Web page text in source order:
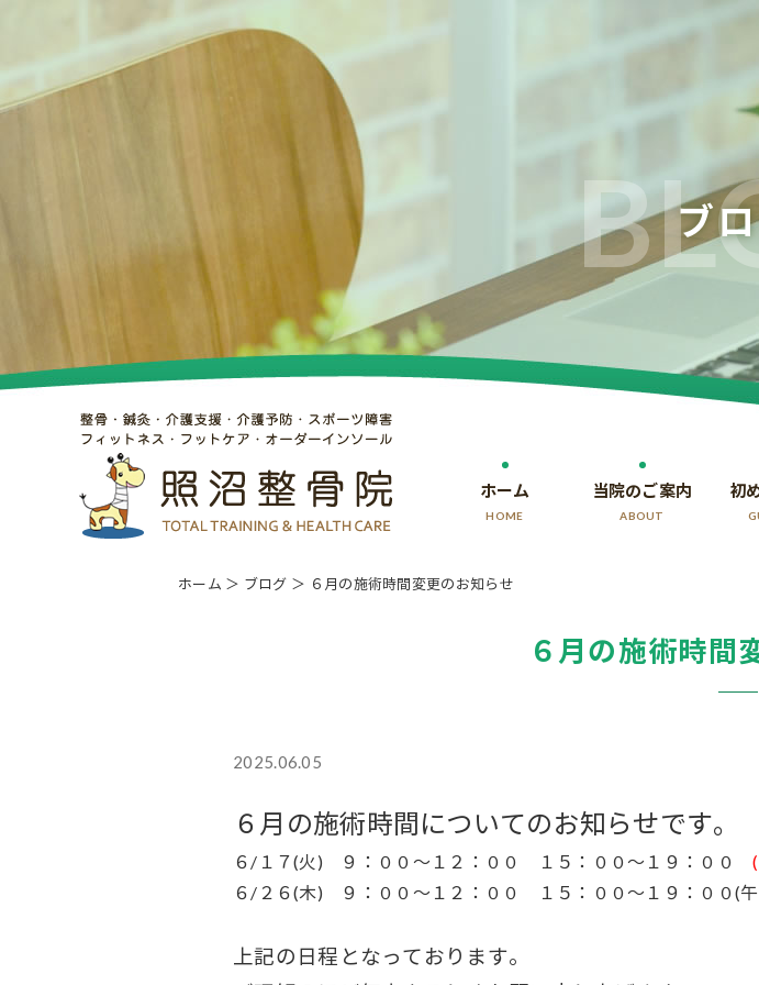
ブ
ホーム
HOME
当院のご案内
ABOUT
初
ホーム ＞ ブログ ＞ ６月の施術時間変更のお知らせ
６月の施術時間
2025.06.05
６月の施術時間についてのお知らせです。
６/１７(火) ９：００～１２：００ １５：００～１９：００
６/２６(木) ９：００～１２：００ １５：００～１９：００(午
上記の日程となっております。